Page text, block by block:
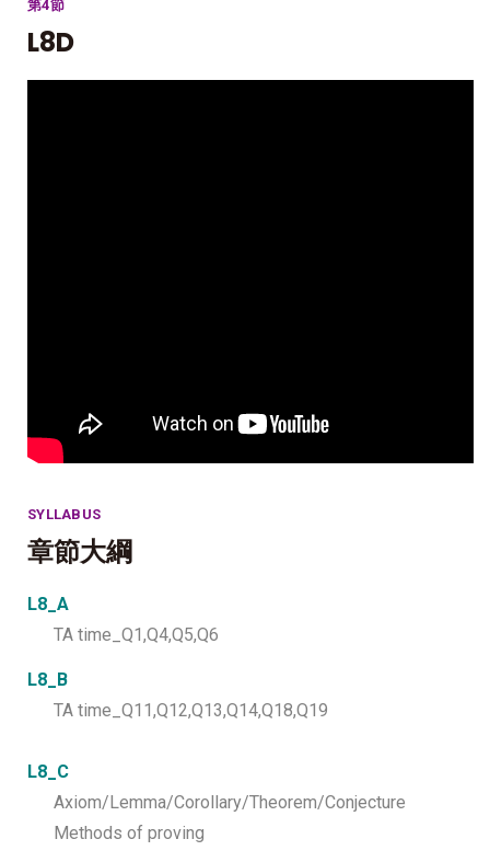
第4節
L8D
SYLLABUS
章節大綱
L8_A
TA time_Q1,Q4,Q5,Q6
L8_B
TA time_Q11,Q12,Q13,Q14,Q18,Q19
L8_C
Axiom/Lemma/Corollary/Theorem/Conjecture
Methods of proving